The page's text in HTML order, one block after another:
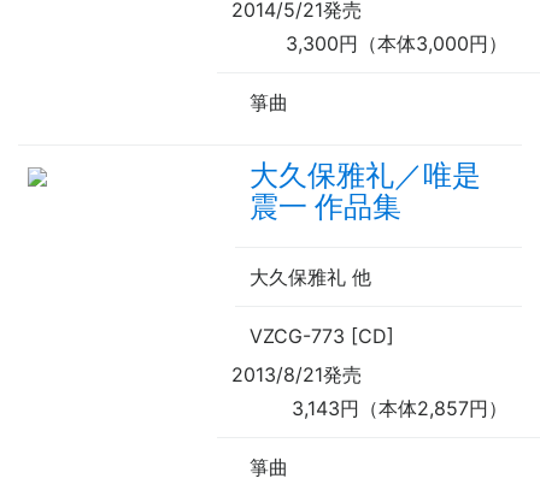
2014/5/21発売
3,300円（本体3,000円）
箏曲
大久保雅礼／唯是
震一 作品集
大久保雅礼 他
VZCG-773 [CD]
2013/8/21発売
3,143円（本体2,857円）
箏曲